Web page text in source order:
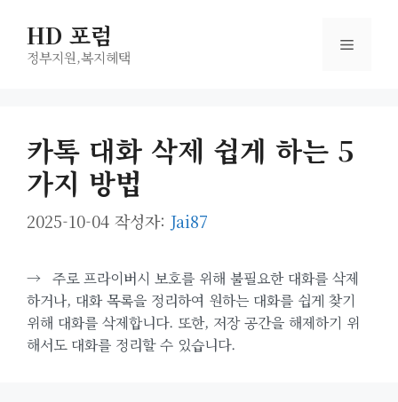
HD 포럼
정부지원,복지헤택
메
카톡 대화 삭제 쉽게 하는 5
가지 방법
2025-10-04 작성자: Jai87
→ 주로 프라이버시 보호를 위해 불필요한 대화를 삭제
하거나, 대화 목록을 정리하여 원하는 대화를 쉽게 찾기
위해 대화를 삭제합니다. 또한, 저장 공간을 해제하기 위
해서도 대화를 정리할 수 있습니다.